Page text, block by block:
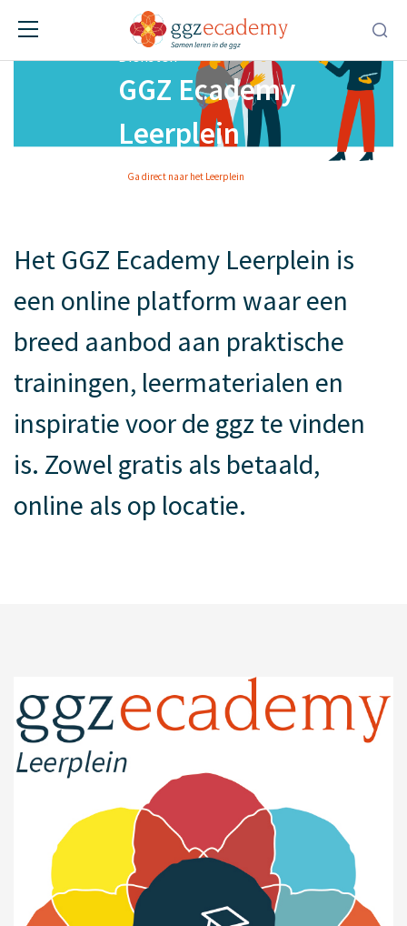
Diensten
GGZ Ecademy
Leerplein
Ga direct naar het Leerplein
Het GGZ Ecademy Leerplein is
een online platform waar een
breed aanbod aan praktische
trainingen, leermaterialen en
inspiratie voor de ggz te vinden
is. Zowel gratis als betaald,
online als op locatie.